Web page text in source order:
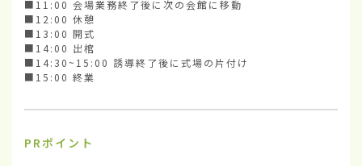
■11:00 会場業務終了後に次の会館に移動
■12:00 休憩
■13:00 開式
■14:00 出棺
■14:30~15:00 誘導終了後に式場の片付け
■15:00 終業
PRポイント